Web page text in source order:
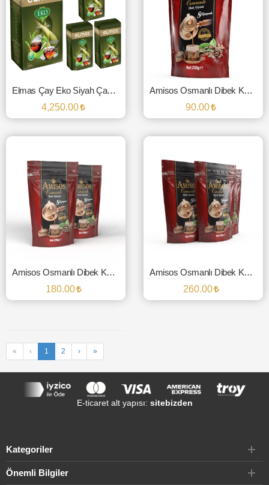
Elmas Çay Eko Siyah Çay 3000 Gr. (4'lü Paket)
4,250.00
SEPETE EKLE
Amisos Osmanlı Dibek Kahvesi 8 Karışımlı
90.00
SEPETE EKLE
Amisos Osmanlı Dibek Kahvesi 2'li Paket
180.00
Amisos Osmanlı Dibek Kahvesi 3'lü Paket
260.00
« ‹ 1 2 › »
E-ticaret alt yapısı: sitebizden
Kategoriler
Önemli Bilgiler